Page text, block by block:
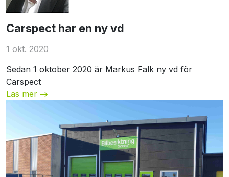
Carspect har en ny vd
1 okt. 2020
Sedan 1 oktober 2020 är Markus Falk ny vd för
Carspect
Läs mer